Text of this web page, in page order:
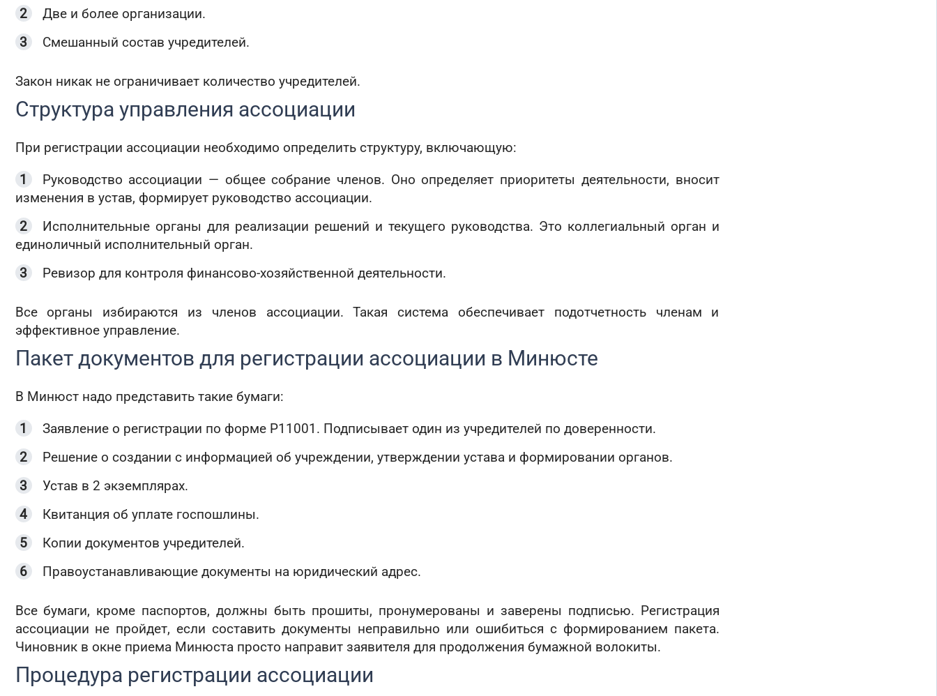
Две и более организации.
Смешанный состав учредителей.
Закон никак не ограничивает количество учредителей.
Структура управления ассоциации
При регистрации ассоциации необходимо определить структуру, включающую:
Руководство ассоциации — общее собрание членов. Оно определяет приоритеты деятельности, вносит
изменения в устав, формирует руководство ассоциации.
Исполнительные органы для реализации решений и текущего руководства. Это коллегиальный орган и
единоличный исполнительный орган.
Ревизор для контроля финансово-хозяйственной деятельности.
Все органы избираются из членов ассоциации. Такая система обеспечивает подотчетность членам и
эффективное управление.
Пакет документов для регистрации ассоциации в Минюсте
В Минюст надо представить такие бумаги:
Заявление о регистрации по форме Р11001. Подписывает один из учредителей по доверенности.
Решение о создании с информацией об учреждении, утверждении устава и формировании органов.
Устав в 2 экземплярах.
Квитанция об уплате госпошлины.
Копии документов учредителей.
Правоустанавливающие документы на юридический адрес.
Все бумаги, кроме паспортов, должны быть прошиты, пронумерованы и заверены подписью. Регистрация
ассоциации не пройдет, если составить документы неправильно или ошибиться с формированием пакета.
Чиновник в окне приема Минюста просто направит заявителя для продолжения бумажной волокиты.
Процедура регистрации ассоциации